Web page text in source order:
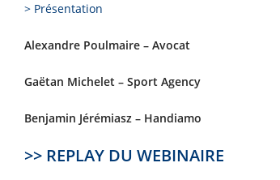
> Présentation
Alexandre Poulmaire – Avocat
Gaëtan Michelet – Sport Agency
Benjamin Jérémiasz – Handiamo
>> REPLAY DU WEBINAIRE